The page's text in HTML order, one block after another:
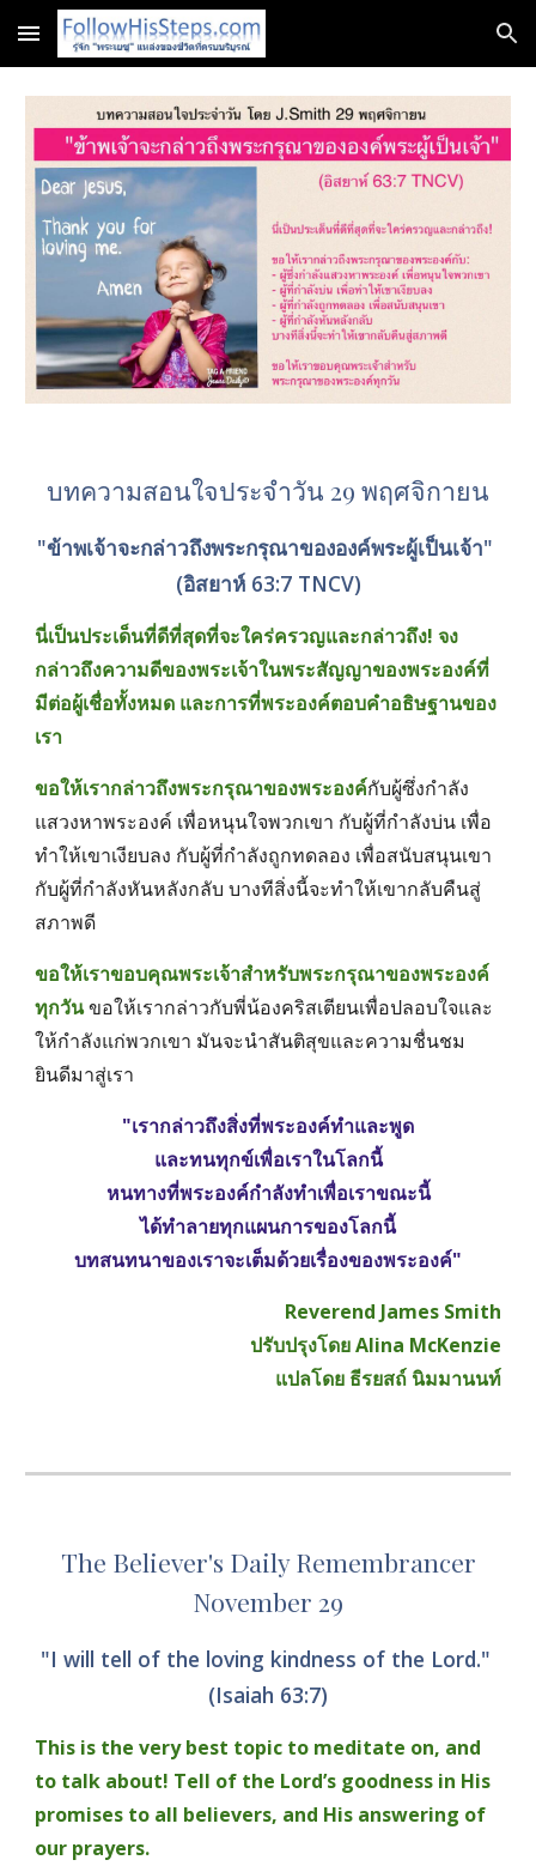
Skip to main content Skip to navigation
บทความสอนใจประจำวัน 29 พฤศจิกายน
"ข้าพเจ้าจะกล่าวถึงพระกรุณาขององค์พระผู้เป็นเจ้า"
(อิสยาห์ 63:7 TNCV)
นี่เป็นประเด็นที่ดีที่สุดที่จะใคร่ครวญและกล่าวถึง! จง
กล่าวถึงความดีของพระเจ้าในพระสัญญาของพระองค์ที่
มีต่อผู้เชื่อทั้งหมด และการที่พระองค์ตอบคำอธิษฐานของ
เรา
ขอให้เรากล่าวถึงพระกรุณาของพระองค์กับผู้ซึ่งกำลัง
แสวงหาพระองค์ เพื่อหนุนใจพวกเขา กับผู้ที่กำลังบ่น เพื่อ
ทำให้เขาเงียบลง กับผู้ที่กำลังถูกทดลอง เพื่อสนับสนุนเขา
กับผู้ที่กำลังหันหลังกลับ บางทีสิ่งนี้จะทำให้เขากลับคืนสู่
สภาพดี
ขอให้เราขอบคุณพระเจ้าสำหรับพระกรุณาของพระองค์
ทุกวัน ขอให้เรากล่าวกับพี่น้องคริสเตียนเพื่อปลอบใจและ
ให้กำลังแก่พวกเขา มันจะนำสันติสุขและความชื่นชม
ยินดีมาสู่เรา
"เรากล่าวถึงสิ่งที่พระองค์ทำและพูด
และทนทุกข์เพื่อเราในโลกนี้
หนทางที่พระองค์กำลังทำเพื่อเราขณะนี้
ได้ทำลายทุกแผนการของโลกนี้
บทสนทนาของเราจะเต็มด้วยเรื่องของพระองค์"
Reverend James Smith
ปรับปรุงโดย Alina McKenzie
แปลโดย ธีรยสถ์ นิมมานนท์
The Believer's Daily Remembrancer
November 29
"I will tell of the loving kindness of the Lord."
(Isaiah 63:7)
This is the very best topic to meditate on, and
to talk about! Tell of the Lord’s goodness in His
promises to all believers, and His answering of
our prayers.